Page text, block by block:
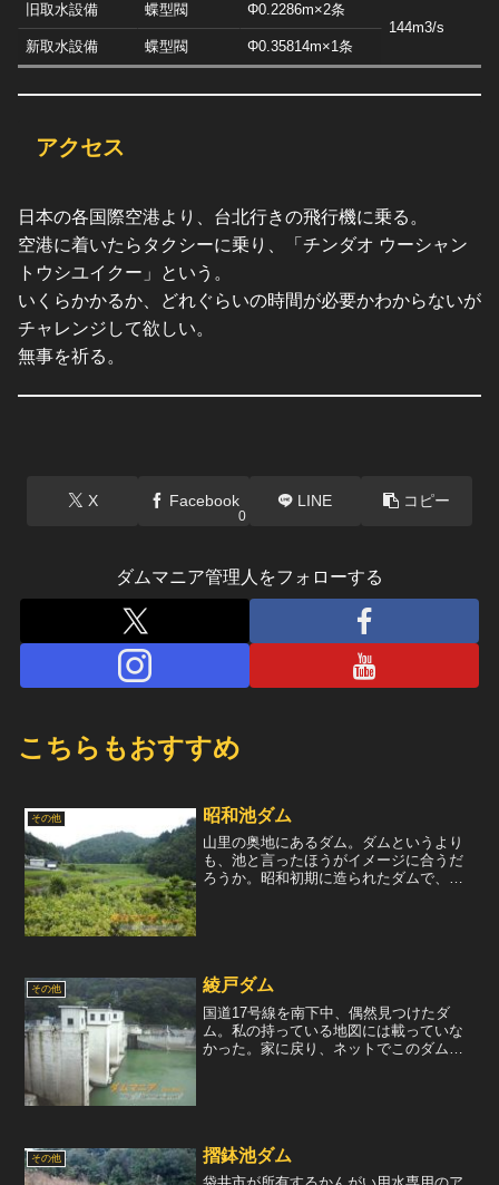
旧取水設備 蝶型閥
Φ0.2286m×2条
144m3/s
新取水設備
蝶型閥 Φ0.35814m×1条
アクセス
日本の各国際空港より、台北行きの飛行機に乗る。
空港に着いたらタクシーに乗り、「チンダオ ウーシャン
トウシユイクー」という。
いくらかかるか、どれぐらいの時間が必要かわからないが
チャレンジして欲しい。
無事を祈る。
X Facebook
0
LINE コピー
ダムマニア管理人をフォローする
こちらもおすすめ
その他 昭和池ダム
山里の奥地にあるダム。ダムというより
も、池と言ったほうがイメージに合うだ
ろうか。昭和初期に造られたダムで、付
その他 綾戸ダム
国道17号線を南下中、偶然見つけたダ
ム。私の持っている地図には載っていな
かった。家に戻り、ネットでこのダムに
その他 摺鉢池ダム